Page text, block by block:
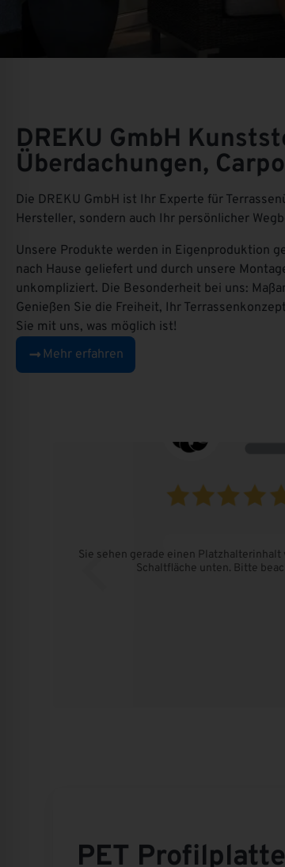
DREKU GmbH
Überdachungen,
Die DREKU GmbH ist Ihr Experte für
Hersteller, sondern auch Ihr persönlicher
Unsere Produkte werden in Eigenproduktion
nach Hause geliefert und durch unsere
unkompliziert. Die Besonderheit bei uns:
Genießen Sie die Freiheit, Ihr
Sie mit uns, was möglich ist!
Mehr erfahren
Sie sehen gerade einen Platzhalterinhalt
Schaltfläche unten. Bitte
PET